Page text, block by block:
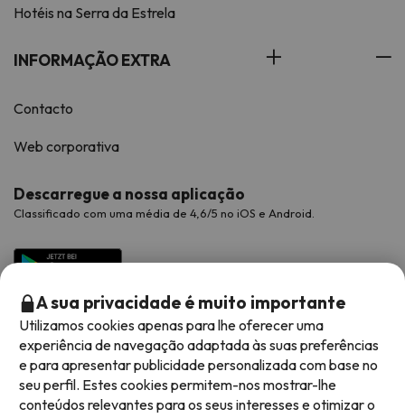
Hotéis na Serra da Estrela
INFORMAÇÃO EXTRA
Contacto
Web corporativa
Descarregue a nossa aplicação
Classificado com uma média de 4,6/5 no iOS e Android.
Métodos de pagamento disponíveis
A sua privacidade é muito importante
Utilizamos cookies apenas para lhe oferecer uma
experiência de navegação adaptada às suas preferências
e para apresentar publicidade personalizada com base no
seu perfil. Estes cookies permitem-nos mostrar-lhe
conteúdos relevantes para os seus interesses e otimizar o